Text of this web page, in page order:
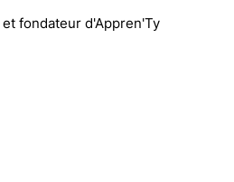
et fondateur d'Appren'Ty